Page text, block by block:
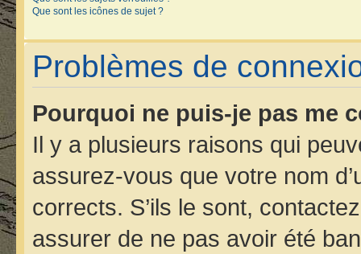
Que sont les icônes de sujet ?
Problèmes de
Pourquoi ne puis-je pas me
Il y a plusieurs raisons qui
assurez-vous que votre nom
corrects. S’ils le sont,
assurer de ne pas avoir été